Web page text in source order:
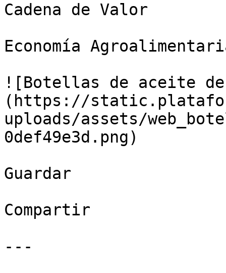
Cadena de Valor
Economía
![Botellas de aceite
(https://
uploads/assets/
0def49e3d.png)
Guardar
Compartir
---